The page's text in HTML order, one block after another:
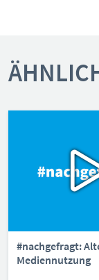
#nachgefragt:
Mediennutzung